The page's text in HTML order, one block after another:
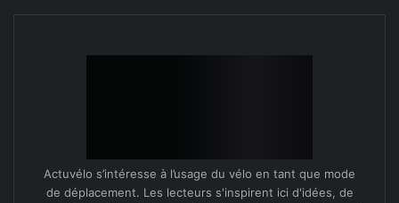
Actuvélo s’intéresse à l’usage du vélo en tant que mode
de déplacement. Les lecteurs s'inspirent ici d'idées, de